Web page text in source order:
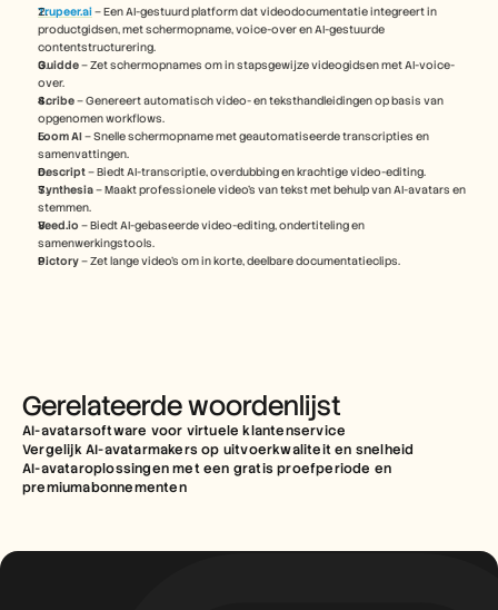
Trupeer.ai – Een AI-gestuurd platform dat videodocumentatie integreert in
productgidsen, met schermopname, voice-over en AI-gestuurde
contentstructurering.
Guidde – Zet schermopnames om in stapsgewijze videogidsen met AI-voice-
over.
Scribe – Genereert automatisch video- en teksthandleidingen op basis van
opgenomen workflows.
Loom AI – Snelle schermopname met geautomatiseerde transcripties en
samenvattingen.
Descript – Biedt AI-transcriptie, overdubbing en krachtige video-editing.
Synthesia – Maakt professionele video's van tekst met behulp van AI-avatars en
stemmen.
Veed.io – Biedt AI-gebaseerde video-editing, ondertiteling en
samenwerkingstools.
Pictory – Zet lange video's om in korte, deelbare documentatieclips.
Gerelateerde woordenlijst
AI-avatarsoftware voor virtuele klantenservice
Vergelijk AI-avatarmakers op uitvoerkwaliteit en snelheid
AI-avataroplossingen met een gratis proefperiode en
premiumabonnementen